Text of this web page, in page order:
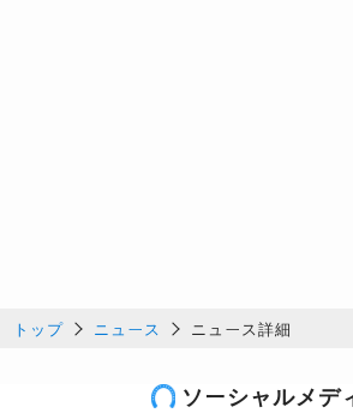
トップ ニュース ニュース詳細
ソーシャルメデ